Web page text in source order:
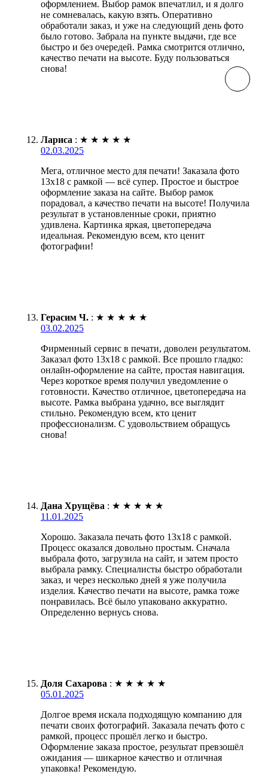
оформлением. Выбор рамок впечатлил, и я долго
не сомневалась, какую взять. Оперативно
обработали заказ, и уже на следующий день фото
было готово. Забрала на пункте выдачи, где все
быстро и без очередей. Рамка смотрится отлично,
качество печати на высоте. Буду пользоваться
снова!
Лариса : ★ ★ ★ ★ ★
02.03.2025
Мега, отличное место для печати! Заказала фото
13х18 с рамкой — всё супер. Простое и быстрое
оформление заказа на сайте. Выбор рамок
порадовал, а качество печати на высоте! Получила
результат в установленные сроки, приятно
удивлена. Картинка яркая, цветопередача
идеальная. Рекомендую всем, кто ценит
фотографии!
Герасим Ч. : ★ ★ ★ ★ ★
03.02.2025
Фирменный сервис в печати, доволен результатом.
Заказал фото 13х18 с рамкой. Все прошло гладко:
онлайн-оформление на сайте, простая навигация.
Через короткое время получил уведомление о
готовности. Качество отличное, цветопередача на
высоте. Рамка выбрана удачно, все выглядит
стильно. Рекомендую всем, кто ценит
профессионализм. С удовольствием обращусь
снова!
Дана Хрущёва : ★ ★ ★ ★ ★
11.01.2025
Хорошо. Заказала печать фото 13х18 с рамкой.
Процесс оказался довольно простым. Сначала
выбрала фото, загрузила на сайт, и затем просто
выбрала рамку. Специалисты быстро обработали
заказ, и через несколько дней я уже получила
изделия. Качество печати на высоте, рамка тоже
понравилась. Всё было упаковано аккуратно.
Определенно вернусь снова.
Доля Сахарова : ★ ★ ★ ★ ★
05.01.2025
Долгое время искала подходящую компанию для
печати своих фотографий. Заказала печать фото с
рамкой, процесс прошёл легко и быстро.
Оформление заказа простое, результат превзошёл
ожидания — шикарное качество и отличная
упаковка! Рекомендую.